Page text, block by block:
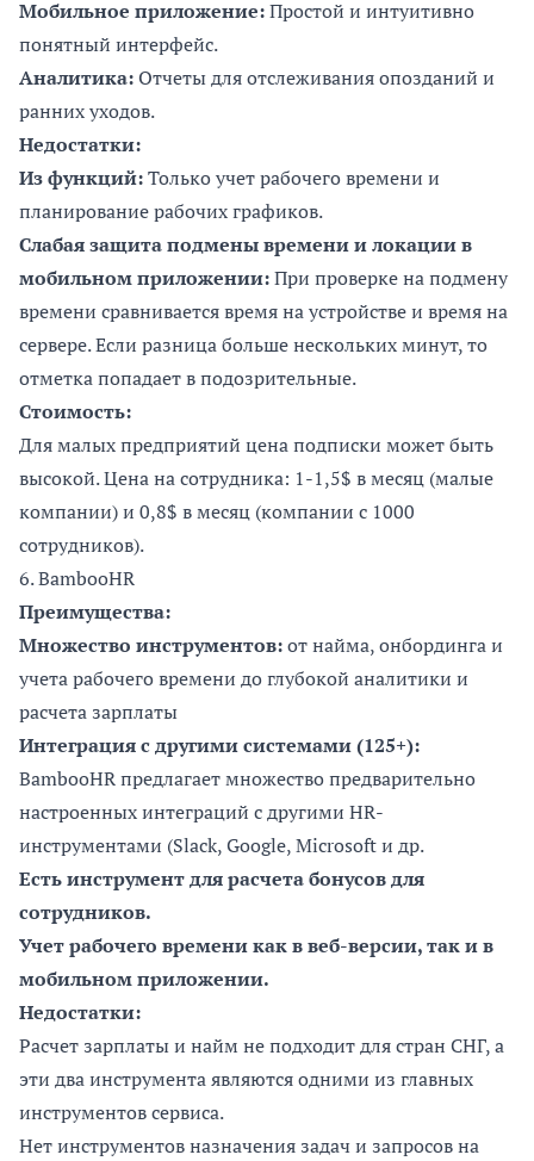
Мобильное приложение:Простой и интуитивно
понятный интерфейс.
Аналитика:Отчеты для отслеживания опозданий и
ранних уходов.
Недостатки:
Из функций:Только учет рабочего времени и
планирование рабочих графиков.
Слабая защита подмены времени и локации в
мобильном приложении:При проверке на подмену
времени сравнивается время на устройстве и время на
сервере. Если разница больше нескольких минут, то
отметка попадает в подозрительные.
Стоимость:
Для малых предприятий цена подписки может быть
высокой. Цена на сотрудника: 1-1,5$ в месяц (малые
компании) и 0,8$ в месяц (компании с 1000
сотрудников).
6.BambooHR
Преимущества:
Множество инструментов:от найма, онбординга и
учета рабочего времени до глубокой аналитики и
расчета зарплаты
Интеграция с другими системами (125+):
BambooHR предлагает множество предварительно
настроенных интеграций с другими HR-
инструментами (Slack, Google, Microsoft и др.
Есть инструмент для расчета бонусов для
сотрудников.
Учет рабочего времени как в веб-версии, так и в
мобильном приложении.
Недостатки:
Расчет зарплаты и найм не подходит для стран СНГ, а
эти два инструмента являются одними из главных
инструментов сервиса.
Нет инструментов назначения задач и запросов на